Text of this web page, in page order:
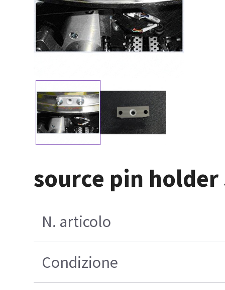
source pin holder
N. articolo
Condizione